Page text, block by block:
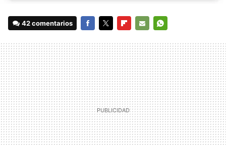
42 comentarios
MAIL